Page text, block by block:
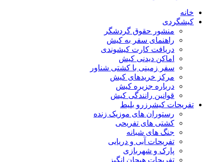
خانه
کیشگردی
منشور حقوق گردشگر
راهنمای سفر به کیش
دریافت کارت کیشوندی
اماکن دیدنی کیش
سفر زمینی با کشتی شناور
مرکز خریدهای کیش
درباره جزیره کیش
قوانین رانندگی کیش
تفریحات کیشرزرو بلیط
رستوران های موزیک زنده
کشتی های تفریحی
جنگ های شبانه
تفریحات آبی و دریایی
پارک و شهربازی
تفریحات هیجان انگیز